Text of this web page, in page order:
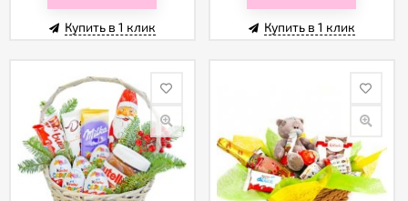
Купить в 1 клик Купить в 1 клик